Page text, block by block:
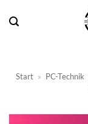
Inhalt
Start » PC-Technik